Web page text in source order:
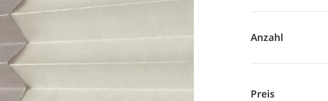
Anzahl
Preis